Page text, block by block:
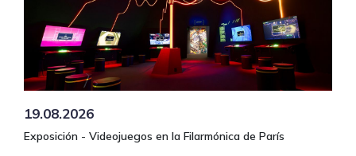
19.08.2026
Exposición - Videojuegos en la Filarmónica de París